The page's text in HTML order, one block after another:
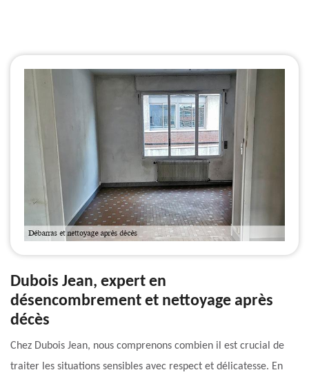
Dubois Jean, expert en
désencombrement et nettoyage après
décès
Chez Dubois Jean, nous comprenons combien il est crucial de
traiter les situations sensibles avec respect et délicatesse. En